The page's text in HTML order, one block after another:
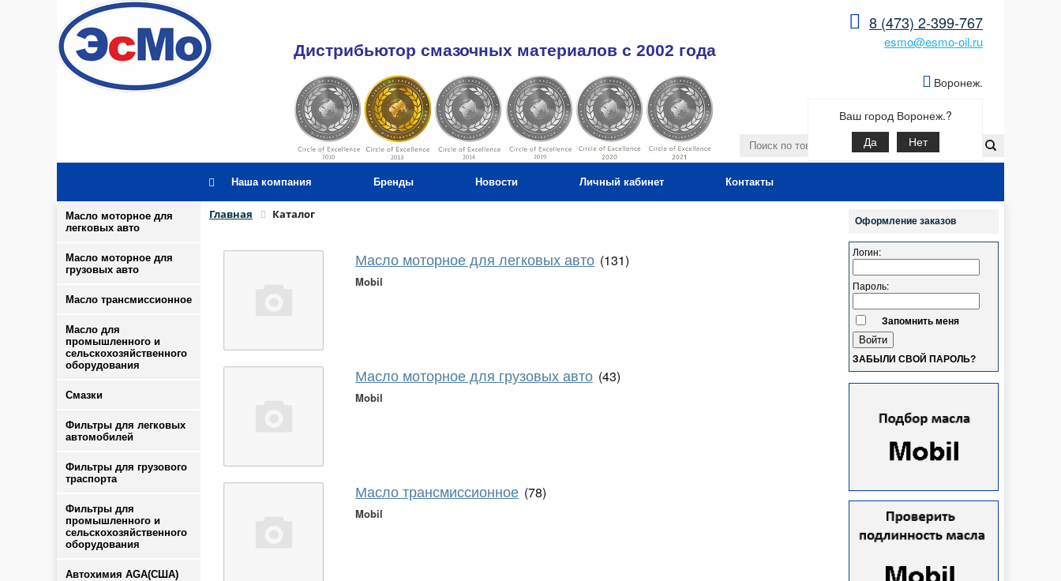
8 (473) 2-399-767
esmo@esmo-oil.ru
Дистрибьютор смазочных материалов c 2002 года
Воронеж.
Ваш город Воронеж.?
Да Нет
Наша компания Бренды Новости Личный кабинет Контакты
Масло моторное для
легковых авто
Масло моторное для
грузовых авто
Масло трансмиссионное
Масло для
промышленного и
сельскохозяйственного
оборудования
Смазки
Фильтры для легковых
автомобилей
Фильтры для грузового
траспорта
Фильтры для
промышленного и
сельскохозяйственного
оборудования
Автохимия AGA(США)
Главная Каталог
Масло моторное для легковых авто (131)
Mobil
Масло моторное для грузовых авто (43)
Mobil
Масло трансмиссионное (78)
Mobil
Оформление заказов
Логин:
Пароль:
Запомнить меня
ЗАБЫЛИ СВОЙ ПАРОЛЬ?